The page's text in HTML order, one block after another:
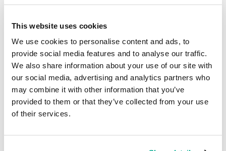
This website uses cookies
We use cookies to personalise content and ads, to
provide social media features and to analyse our traffic.
We also share information about your use of our site with
our social media, advertising and analytics partners who
may combine it with other information that you’ve
provided to them or that they’ve collected from your use
of their services.